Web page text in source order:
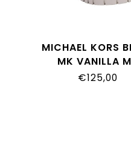
MICHAEL KORS
MK VANILLA
QUILTED NAPPA
€125,00